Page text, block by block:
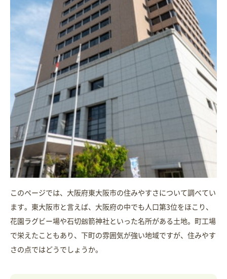
このページでは、大阪府東大阪市の住みやすさについて調べてい
ます。東大阪市と言えば、大阪府の中でも人口第3位をほこり、
花園ラグビー場や石切劔箭神社といった名所がある土地。町工場
で栄えたこともあり、下町の雰囲気が強い地域ですが、住みやす
さの点ではどうでしょうか。